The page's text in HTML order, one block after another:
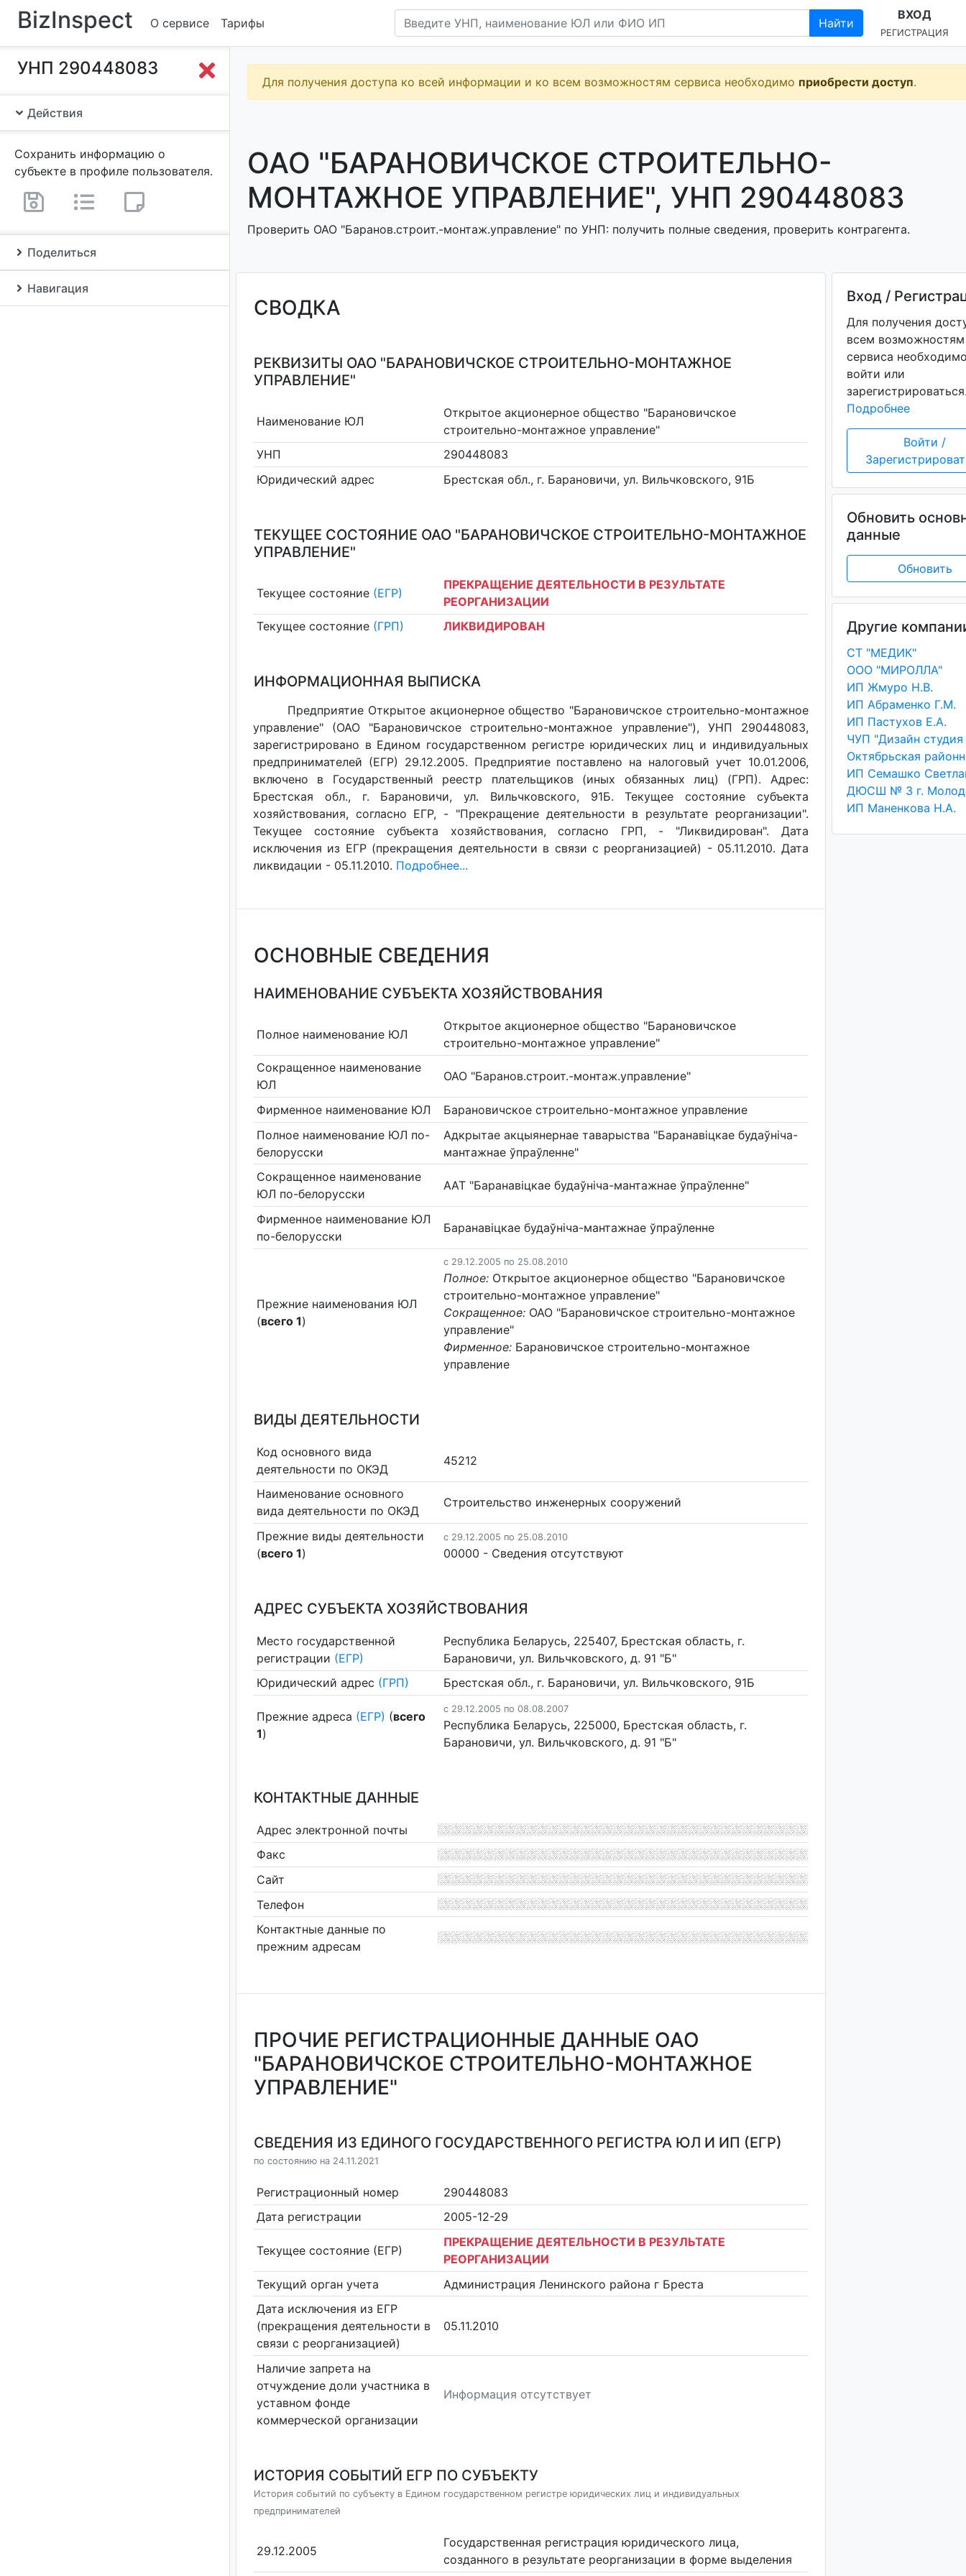
BizInspect О сервисе Тарифы Найти
ВХОД
РЕГИСТРАЦИЯ
УНП 290448083
Действия
Сохранить информацию о
субъекте в профиле пользователя.
Поделиться
Навигация
Для получения доступа ко всей информации и ко всем возможностям сервиса необходимо приобрести доступ.
ОАО "БАРАНОВИЧСКОЕ СТРОИТЕЛЬНО-
МОНТАЖНОЕ УПРАВЛЕНИЕ", УНП 290448083
Проверить ОАО "Баранов.строит.-монтаж.управление" по УНП: получить полные сведения, проверить контрагента.
СВОДКА
РЕКВИЗИТЫ ОАО "БАРАНОВИЧСКОЕ СТРОИТЕЛЬНО-МОНТАЖНОЕ
УПРАВЛЕНИЕ"
Наименование ЮЛ
Открытое акционерное общество "Барановичское
строительно-монтажное управление"
УНП
290448083
Юридический адрес
Брестская обл., г. Барановичи, ул. Вильчковского, 91Б
ТЕКУЩЕЕ СОСТОЯНИЕ ОАО "БАРАНОВИЧСКОЕ СТРОИТЕЛЬНО-МОНТАЖНОЕ
УПРАВЛЕНИЕ"
Текущее состояние (ЕГР)
ПРЕКРАЩЕНИЕ ДЕЯТЕЛЬНОСТИ В РЕЗУЛЬТАТЕ
РЕОРГАНИЗАЦИИ
Текущее состояние (ГРП) ЛИКВИДИРОВАН
ИНФОРМАЦИОННАЯ ВЫПИСКА
Предприятие Открытое акционерное общество "Барановичское строительно-монтажное
управление" (ОАО "Барановичское строительно-монтажное управление"), УНП 290448083,
зарегистрировано в Едином государственном регистре юридических лиц и индивидуальных
предпринимателей (ЕГР) 29.12.2005. Предприятие поставлено на налоговый учет 10.01.2006,
включено в Государственный реестр плательщиков (иных обязанных лиц) (ГРП). Адрес:
Брестская обл., г. Барановичи, ул. Вильчковского, 91Б. Текущее состояние субъекта
хозяйствования, согласно ЕГР, - "Прекращение деятельности в результате реорганизации".
Текущее состояние субъекта хозяйствования, согласно ГРП, - "Ликвидирован". Дата
исключения из ЕГР (прекращения деятельности в связи с реорганизацией) - 05.11.2010. Дата
ликвидации - 05.11.2010. Подробнее...
ОСНОВНЫЕ СВЕДЕНИЯ
НАИМЕНОВАНИЕ СУБЪЕКТА ХОЗЯЙСТВОВАНИЯ
Полное наименование ЮЛ
Открытое акционерное общество "Барановичское
строительно-монтажное управление"
Сокращенное наименование
ЮЛ
ОАО "Баранов.строит.-монтаж.управление"
Фирменное наименование ЮЛ
Барановичское строительно-монтажное управление
Полное наименование ЮЛ по-
белорусски
Адкрытае акцыянернае таварыства "Баранавіцкае будаўніча-
мантажнае ўпраўленне"
Сокращенное наименование
ЮЛ по-белорусски
ААТ "Баранавіцкае будаўніча-мантажнае ўпраўленне"
Фирменное наименование ЮЛ
по-белорусски
Баранавіцкае будаўніча-мантажнае ўпраўленне
Прежние наименования ЮЛ
(всего 1)
c 29.12.2005 по 25.08.2010
Полное: Открытое акционерное общество "Барановичское
строительно-монтажное управление"
Сокращенное: ОАО "Барановичское строительно-монтажное
управление"
Фирменное: Барановичское строительно-монтажное
управление
ВИДЫ ДЕЯТЕЛЬНОСТИ
Код основного вида
деятельности по ОКЭД
45212
Наименование основного
вида деятельности по ОКЭД
Строительство инженерных сооружений
Прежние виды деятельности
(всего 1)
c 29.12.2005 по 25.08.2010
00000 - Cведения отсутствуют
АДРЕС СУБЪЕКТА ХОЗЯЙСТВОВАНИЯ
Место государственной
регистрации (ЕГР)
Республика Беларусь, 225407, Брестская область, г.
Барановичи, ул. Вильчковского, д. 91 "Б"
Юридический адрес (ГРП) Брестская обл., г. Барановичи, ул. Вильчковского, 91Б
Прежние адреса (ЕГР) (всего
1)
c 29.12.2005 по 08.08.2007
Республика Беларусь, 225000, Брестская область, г.
Барановичи, ул. Вильчковского, д. 91 "Б"
КОНТАКТНЫЕ ДАННЫЕ
Адрес электронной почты
Факс
Сайт
Телефон
Контактные данные по
прежним адресам
ПРОЧИЕ РЕГИСТРАЦИОННЫЕ ДАННЫЕ ОАО
"БАРАНОВИЧСКОЕ СТРОИТЕЛЬНО-МОНТАЖНОЕ
УПРАВЛЕНИЕ"
СВЕДЕНИЯ ИЗ ЕДИНОГО ГОСУДАРСТВЕННОГО РЕГИСТРА ЮЛ И ИП (ЕГР)
по состоянию на 24.11.2021
Регистрационный номер
290448083
Дата регистрации
2005-12-29
Текущее состояние (ЕГР)
ПРЕКРАЩЕНИЕ ДЕЯТЕЛЬНОСТИ В РЕЗУЛЬТАТЕ
РЕОРГАНИЗАЦИИ
Текущий орган учета
Администрация Ленинского района г Бреста
Дата исключения из ЕГР
(прекращения деятельности в
связи с реорганизацией)
05.11.2010
Наличие запрета на
отчуждение доли участника в
уставном фонде
коммерческой организации
Информация отсутствует
ИСТОРИЯ СОБЫТИЙ ЕГР ПО СУБЪЕКТУ
История событий по субъекту в Едином государственном регистре юридических лиц и индивидуальных
предпринимателей
29.12.2005
Государственная регистрация юридического лица,
созданного в результате реорганизации в форме выделения
Вход /
Для получения
всем возможностям
сервиса
войти или
Подробнее
Войти /
Обновить
данные
Обновить
Другие
СТ "МЕДИК"
ООО "МИРОЛЛА"
ИП Жмуро Н.В.
ИП Абраменко Г.М.
ИП Пастухов Е.А.
ЧУП "Дизайн
ДЮСШ № 3 г.
ИП Маненкова Н.А.